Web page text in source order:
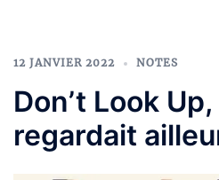
12 JANVIER 2022 NOTES
Don’t Look
regardait